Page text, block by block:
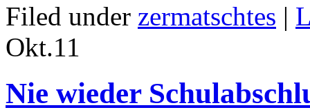
Filed under zermatschtes |
Okt.11
Nie wieder